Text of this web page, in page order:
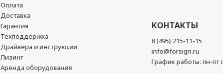
Оплата
Доставка
Гарантия
Техподдержка
Драйвера и инструкции
Лизинг
Аренда оборудования
КОНТАКТЫ
8 (495) 215-11-15
info@forsign.ru
График работы: пн-пт